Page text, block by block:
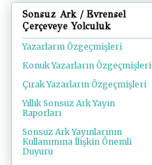
Sonsuz Ark / Evrensel
Çerçeveye Yolculuk
Yazarların Özgeçmişleri
Konuk Yazarların Özgeçmişleri
Çırak Yazarların Özgeçmişleri
Yıllık Sonsuz Ark Yayın
Raporları
Sonsuz Ark Yayınlarının
Kullanımına İlişkin Önemli
Duyuru